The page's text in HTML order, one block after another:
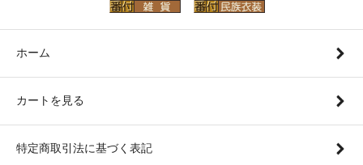
ホーム
カートを見る
特定商取引法に基づく表記